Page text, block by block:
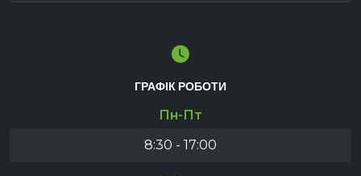
ГРАФІК РОБОТИ
Пн-Пт
8:30 - 17:00